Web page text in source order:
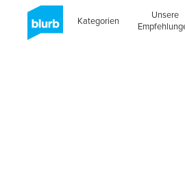
Kategorien
Unsere